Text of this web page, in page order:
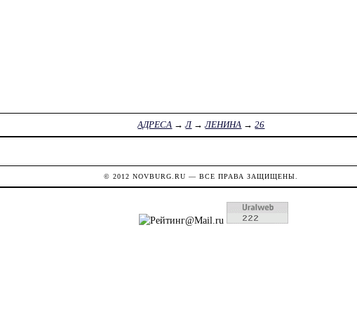
АДРЕСА →Л→ЛЕНИНА →26
© 2012NOVBURG.RU — ВСЕ ПРАВА ЗАЩИЩЕНЫ.